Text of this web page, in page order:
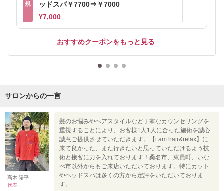
規
ッドスパ￥7700⇒￥7000
¥7,000
おすすめクーポンをもっと見る
サロンからの一言
高木 陽平
代表
髪のお悩みやヘアスタイルなど丁寧なカウンセリングを
重視することにより、お客様1人1人に合った施術を誠心
誠意ご提供させていただきます。【i am hair&relax】に
来て良かった、また行きたいと思っていただけるよう技
術と接客に力を入れております！桑名市、東員町、いな
べ市以外からもご来店いただいております。特にカット
やヘッドスパは多くの方から定評をいただいておりま
す。